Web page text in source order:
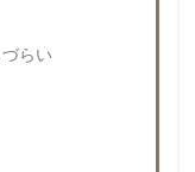
らい